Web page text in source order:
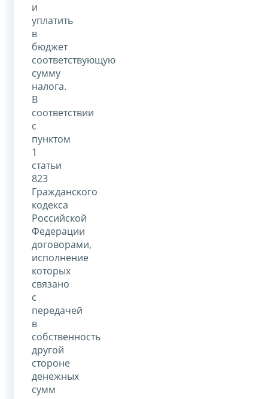
и
уплатить
в
бюджет
соответствующую
сумму
налога.
В
соответствии
с
пунктом
1
статьи
823
Гражданского
кодекса
Российской
Федерации
договорами,
исполнение
которых
связано
с
передачей
в
собственность
другой
стороне
денежных
сумм